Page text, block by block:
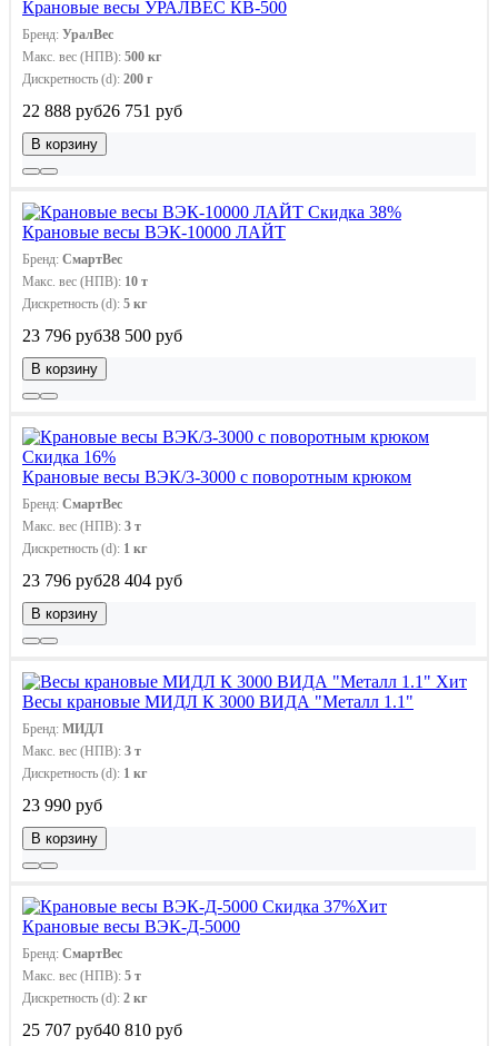
Крановые весы УРАЛВЕС КВ-500
Бренд: УралВес
Макс. вес (НПВ): 500 кг
Дискретность (d): 200 г
22 888 руб26 751 руб
В корзину
Скидка 38%
Крановые весы ВЭК-10000 ЛАЙТ
Бренд: СмартВес
Макс. вес (НПВ): 10 т
Дискретность (d): 5 кг
23 796 руб38 500 руб
В корзину
Скидка 16%
Крановые весы ВЭК/3-3000 с поворотным крюком
Бренд: СмартВес
Макс. вес (НПВ): 3 т
Дискретность (d): 1 кг
23 796 руб28 404 руб
В корзину
Хит
Весы крановые МИДЛ К 3000 ВИДА "Металл 1.1"
Бренд: МИДЛ
Макс. вес (НПВ): 3 т
Дискретность (d): 1 кг
23 990 руб
В корзину
Скидка 37%Хит
Крановые весы ВЭК-Д-5000
Бренд: СмартВес
Макс. вес (НПВ): 5 т
Дискретность (d): 2 кг
25 707 руб40 810 руб